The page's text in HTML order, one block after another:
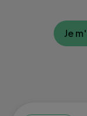
Je